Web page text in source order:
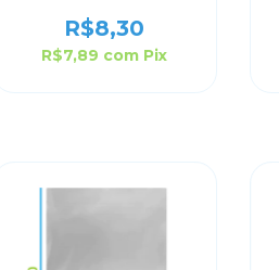
R$8,30
R$7,89 com Pix